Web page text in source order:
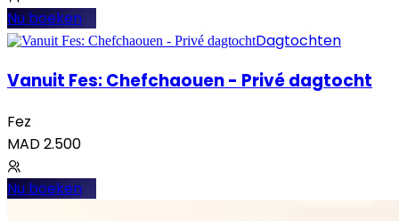
Nu boeken
Dagtochten
Vanuit Fes: Chefchaouen - Privé dagtocht
Fez
MAD2.500
Nu boeken